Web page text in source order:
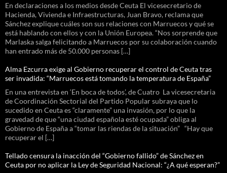
En declaraciones a los medios desde Ceuta El vicesecretario de
Hacienda, Vivienda e Infraestructuras, Juan Bravo, reclama que
Sánchez explique cuáles son sus relaciones con Marruecos y qué se
está hablando con ellos y con la Unión Europea. “Nos sorprende que
Marlaska salga felicitando a Marruecos por su colaboración cuando
han entrado más de 50.000 personas […]
Alma Ezcurra exige al Gobierno recuperar el control de Ceuta tras
ser invadida: “Marruecos está tomando la temperatura de España”
En una entrevista en ‘En boca de todos’, de Cuatro La vicesecretaria
de Coordinación Sectorial del Partido Popular subraya que lo
sucedido en Ceuta es “claramente” una invasión, por lo que la
gravedad de que “una ciudad española esté ocupada” obliga al
Gobierno de España a “tomar las riendas de la situación” “Hay que
recuperar el […]
Tellado censura la inacción del “Gobierno fallido” de Sánchez en
Ceuta por no aplicar la Ley de Seguridad Nacional: “¿A qué esperan?”